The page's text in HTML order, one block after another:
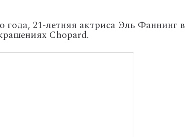
21-летняя актриса Эль Фаннинг в
Chopard.